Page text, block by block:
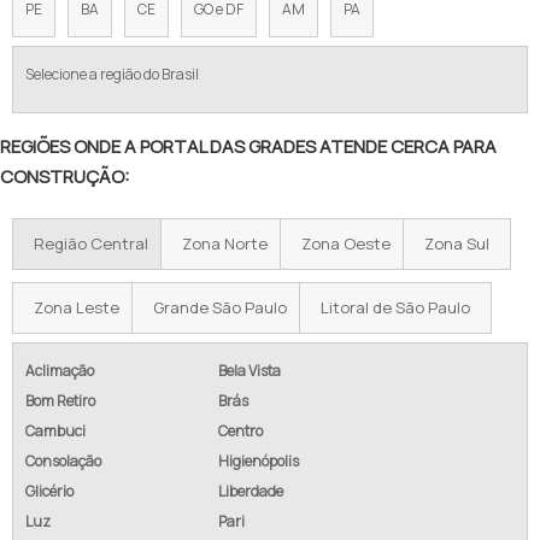
VALOR DE TELA DE ALAMBRADO
ALAMBRADO PREÇO M2
TELA GALVANIZADA PREÇO POR METRO
ALAMBRADO PREÇO M2 INSTALADO
ALAMBRADO COM CONCERTINA
ALAMBRADO GALVANIZADO PREÇO
PE BA CE GO e DF AM PA
Selecione a região do Brasil
REGIÕES ONDE A PORTAL DAS GRADES ATENDE CERCA PARA
CONSTRUÇÃO:
Região Central Zona Norte Zona Oeste Zona Sul
Zona Leste Grande São Paulo Litoral de São Paulo
Aclimação
Bela Vista
Bom Retiro
Brás
Cambuci
Centro
Consolação
Higienópolis
Glicério
Liberdade
Luz
Pari